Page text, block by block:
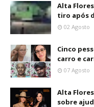
Alta
tiro após
02 Agosto
Cinco
carro e
07 Agosto
Alta
sobre